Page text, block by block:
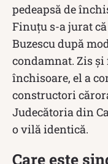
pedeapsă de
Finuțu s-a jurat
Buzescu după
condamnat. Zis și
închisoare, el a
constructori
Judecătoria din
o vilă identică.
Care este